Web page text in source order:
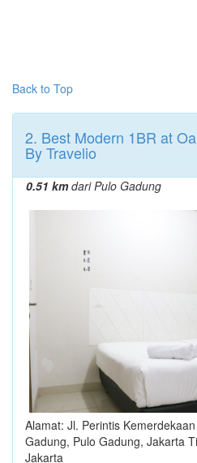
Back to Top
2. Best Modern 1BR at
By Travelio
0.51 kmdari Pulo Gadung
Alamat: Jl. Perintis
Gadung, Pulo Gadung, Jakarta
Jakarta